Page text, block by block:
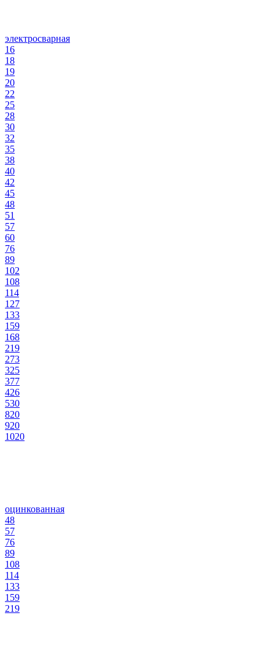
электросварная
16
18
19
20
22
25
28
30
32
35
38
40
42
45
48
51
57
60
76
89
102
108
114
127
133
159
168
219
273
325
377
426
530
820
920
1020
оцинкованная
48
57
76
89
108
114
133
159
219